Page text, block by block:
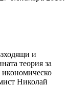
и
теория за
икономическо
Николай